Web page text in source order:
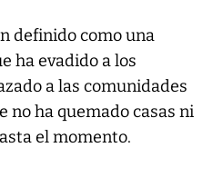
definido como una
ha evadido a los
a las comunidades
no ha quemado casas ni
el momento.